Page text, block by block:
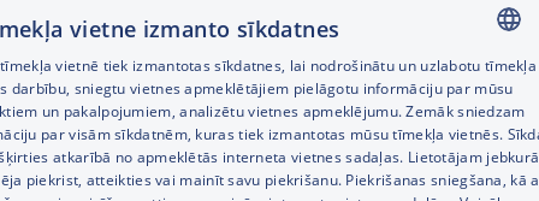
Ledus un saldējuma mašīnas
Mazās virtuves tehnikas aksesuāri
Klimata iekārtas
Apģērbu kopšana
Noderīgas saites
LATVIAN
RUSSIAN
ENGLISH
vietne izmanto sīkdatnes
vietnē tiek izmantotas sīkdatnes, lai nodrošinātu un uzlabotu tīmekļa
darbību, sniegtu vietnes apmeklētājiem pielāgotu informāciju par mūsu
un pakalpojumiem, analizētu vietnes apmeklējumu. Zemāk sniedzam
par visām sīkdatnēm, kuras tiek izmantotas mūsu tīmekļa vietnēs.
atkarībā no apmeklētās interneta vietnes sadaļas. Lietotājam
piekrist, atteikties vai mainīt savu piekrišanu. Piekrišanas sniegšana, kā